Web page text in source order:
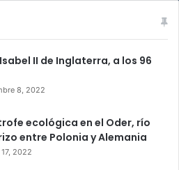
II de Inglaterra, a los 96
8, 2022
ecológica en el Oder, río
entre Polonia y Alemania
2022